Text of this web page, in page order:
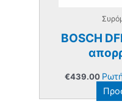
BOSCH
€439.00